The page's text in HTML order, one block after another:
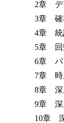
2章 デ
3章 確
4章 統
5章 回
6章 パ
7章 時
8章 深
9章 深
10章